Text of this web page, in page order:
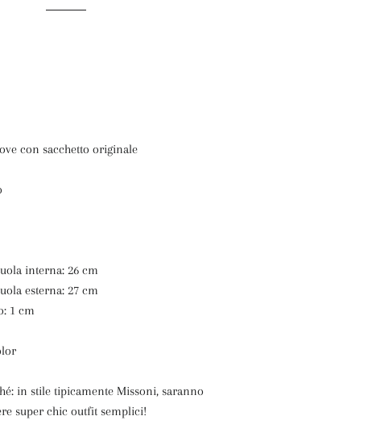
con sacchetto originale
interna: 26 cm
esterna: 27 cm
1 cm
in stile tipicamente Missoni, saranno
super chic outfit semplici!